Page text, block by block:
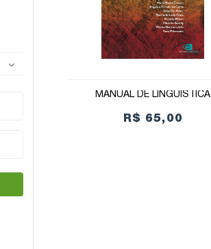
MANUAL DE LINGUÍSTICA
R$ 65,00